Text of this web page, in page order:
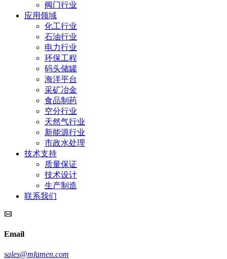
阀门行业
应用领域
化工行业
石油行业
电力行业
环保工程
码头储罐
海洋平台
采矿冶金
食品制药
空分行业
天然气行业
新能源行业
市政水处理
技术支持
质量保证
技术设计
生产制造
联系我们
Email
sales@mfamen.com